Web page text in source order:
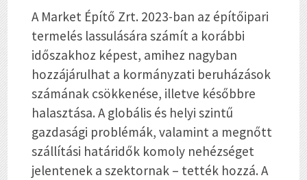
A Market Építő Zrt. 2023-ban az építőipari
termelés lassulására számít a korábbi
időszakhoz képest, amihez nagyban
hozzájárulhat a kormányzati beruházások
számának csökkenése, illetve későbbre
halasztása. A globális és helyi szintű
gazdasági problémák, valamint a megnőtt
szállítási határidők komoly nehézséget
jelentenek a szektornak – tették hozzá. A